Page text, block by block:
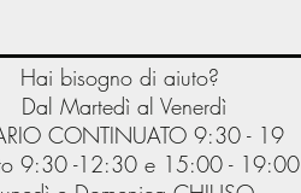
Hai bisogno di aiuto?
Dal Martedì al Venerdì
CONTINUATO 9:30 - 19
9:30 -12:30 e 15:00 - 19:00